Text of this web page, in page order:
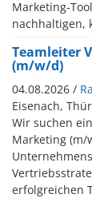
Marketing-
nachhaltigen,
Teamleiter
(m/w/d)
04.08.2026 /
Eisenach,
Wir suchen
Marketing (m/
erfolgreichen